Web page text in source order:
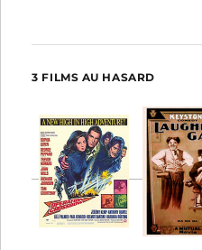
3 FILMS AU HASARD